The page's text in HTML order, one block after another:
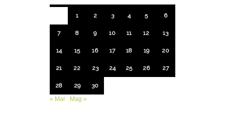
1 2 3 4 5 6
7 8 9 10 11 12 13
14 15 16 17 18 19 20
21 22 23 24 25 26 27
28 29
30
« Mar
Mag »